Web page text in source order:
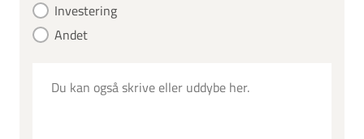
Investering
Andet